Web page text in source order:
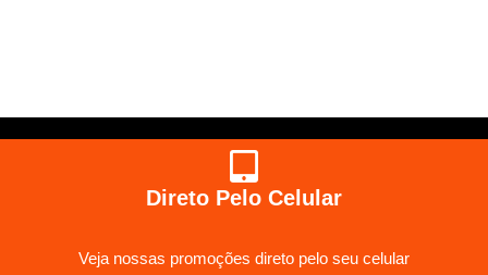
Direto Pelo Celular
Veja nossas promoções direto pelo seu celular